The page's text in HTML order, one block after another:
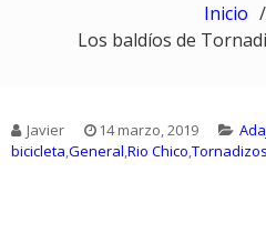
Inicio
Los baldíos de
Javier 14 marzo, 2019
bicicleta,General,Rio Chico,Tornadizos